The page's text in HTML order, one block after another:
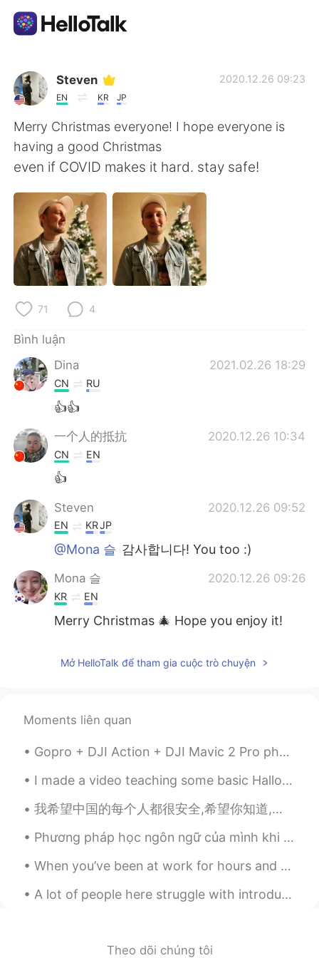
Ứng dụng trao đổi ngôn ngữ
AI Grammar Checker
Tiếng Việt
English 简体中文
繁體中文 Español
العربية Français
한국어
ไทย
Italiano
Português
Steven
EN KR JP
2020.12.26 09:23
Merry Christmas everyone! I hope everyone is
having a good Christmas
even if COVID makes it hard. stay safe!
71 4
Bình luận
Dina
2021.02.26 18:29
CN RU
👍👍
一个人的抵抗 2020.12.26 10:34
CN EN
👍
Steven 2020.12.26 09:52
EN KRJP
@Mona 슬 감사합니다! You too :)
Mona 슬 2020.12.26 09:26
KR EN
Merry Christmas 🎄 Hope you enjoy it!
Mở HelloTalk để tham gia cuộc trò chuyện
Moments liên quan
Gopro + DJI Action + DJI Mavic 2 Pro photos from today. Siargao is so beautiful. I wish I could...
I made a video teaching some basic Halloween vocabulary words such as ghost, skeleton, jack-o’-la...
我希望中国的每个人都很安全,希望你知道,即使每个人都是粗鲁的,种族歧视的,你也应该保持健康,坚强! I hope that everyone will understand that this...
Phương pháp học ngôn ngữ của mình khi nói chuyện với bạn, mình không hiểu cái gì thì học cái đó....
When you’ve been at work for hours and then you check the time and it’s only been 45 minutes 🤦🏼‍♀️😭🙈
A lot of people here struggle with introducing themselves so they leave their introduction blank....
Theo dõi chúng tôi